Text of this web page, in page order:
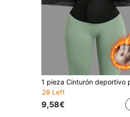
28 Left
9,58€